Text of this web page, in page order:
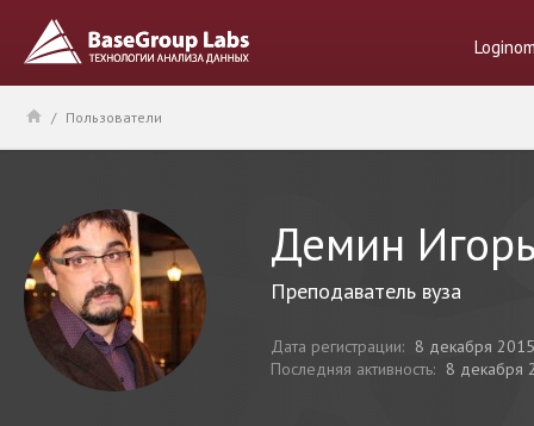
/ Пользователи
Демин
Преподаватель вуза
Дата регистрации: 8 декабря 2015
Последняя активность: 8 декабря